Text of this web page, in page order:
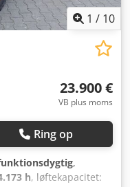
1 / 10
23.900 €
VB plus moms
Ring op
,
h, løftekapacitet: